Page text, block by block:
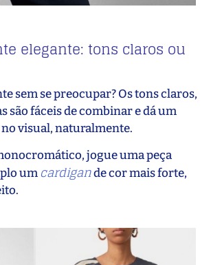
elegante: tons claros ou
sem se preocupar? Os tons claros,
são fáceis de combinar e dá um
no visual, naturalmente.
jogue uma peça
um cardigande cor mais forte,